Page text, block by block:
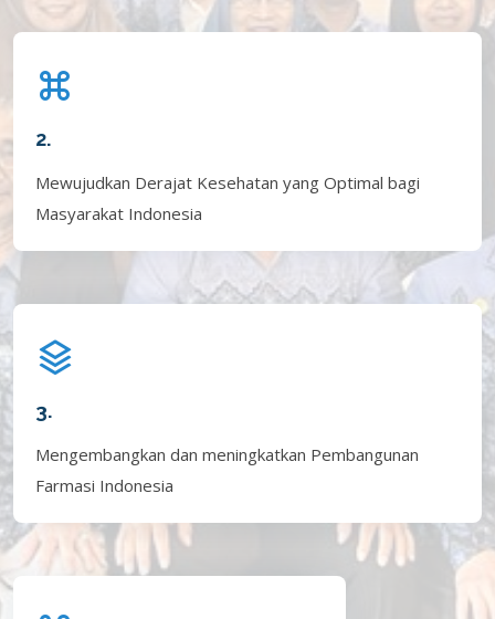
2.
Mewujudkan Derajat Kesehatan yang Optimal bagi
Masyarakat Indonesia
3.
Mengembangkan dan meningkatkan Pembangunan
Farmasi Indonesia